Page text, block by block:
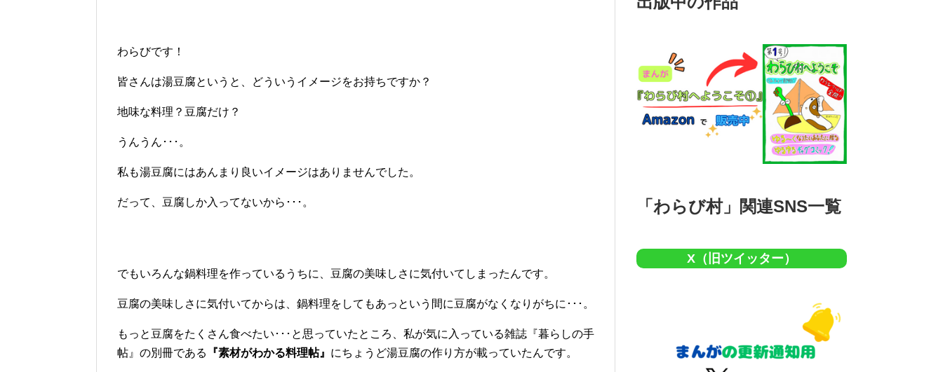
わらびです！
皆さんは湯豆腐というと、どういうイメージをお持ちですか？
地味な料理？豆腐だけ？
うんうん･･･。
私も湯豆腐にはあんまり良いイメージはありませんでした。
だって、豆腐しか入ってないから･･･。
でもいろんな鍋料理を作っているうちに、豆腐の美味しさに気付いてしまったんです。
豆腐の美味しさに気付いてからは、鍋料理をしてもあっという間に豆腐がなくなりがちに･･･。
もっと豆腐をたくさん食べたい･･･と思っていたところ、私が気に入っている雑誌『暮らしの手
帖』の別冊である
『素材がわかる料理帖』 にちょうど湯豆腐の作り方が載っていたんです。
「わらび村」関連SNS一覧
X（旧ツイッター）